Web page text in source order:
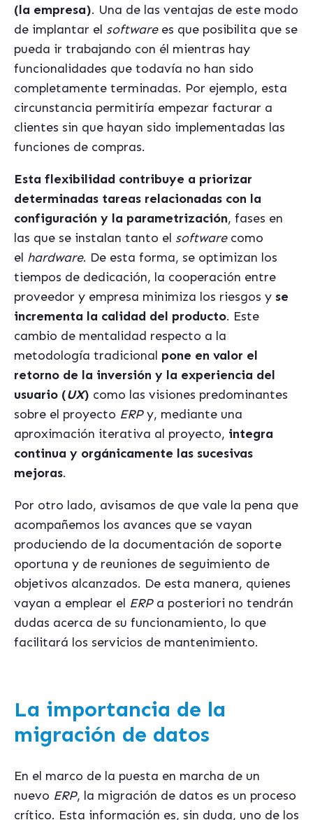
(la empresa). Una de las ventajas de este modo
de implantar el software es que posibilita que se
pueda ir trabajando con él mientras hay
funcionalidades que todavía no han sido
completamente terminadas. Por ejemplo, esta
circunstancia permitiría empezar facturar a
clientes sin que hayan sido implementadas las
funciones de compras.
Esta flexibilidad contribuye a priorizar
determinadas tareas relacionadas con la
configuración y la parametrización, fases en
las que se instalan tanto el software como
el hardware. De esta forma, se optimizan los
tiempos de dedicación, la cooperación entre
proveedor y empresa minimiza los riesgos y se
incrementa la calidad del producto. Este
cambio de mentalidad respecto a la
metodología tradicional pone en valor el
retorno de la inversión y la experiencia del
usuario (UX) como las visiones predominantes
sobre el proyecto ERPy, mediante una
aproximación iterativa al proyecto, integra
continua y orgánicamente las sucesivas
mejoras.
Por otro lado, avisamos de que vale la pena que
acompañemos los avances que se vayan
produciendo de la documentación de soporte
oportuna y de reuniones de seguimiento de
objetivos alcanzados. De esta manera, quienes
vayan a emplear el ERP a posteriori no tendrán
dudas acerca de su funcionamiento, lo que
facilitará los servicios de mantenimiento.
La importancia de la
migración de datos
En el marco de la puesta en marcha de un
nuevo ERP, la migración de datos es un proceso
crítico. Esta información es, sin duda, uno de los